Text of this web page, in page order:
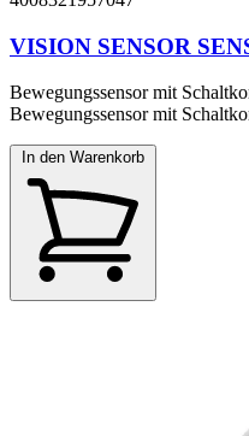
VISION SENSOR
Bewegungssensor mit
Bewegungssensor mit
In den Warenkorb